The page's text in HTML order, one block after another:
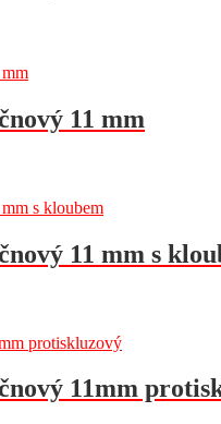
11 mm
11 mm s
11mm